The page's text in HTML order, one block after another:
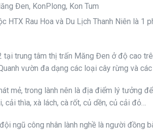
Đen, KonPlong, Kon Tum
HTX Rau Hoa và Du Lịch Thanh Niên là 1
tại trung tâm thị trấn Măng Đen ở độ cao
vườn đa dạng các loại cây rừng và
mẻ, trong lành nên là địa điểm lý tưởng
cải thìa, xà lách, cà rốt, củ dền, củ cải đỏ…
ngũ công nhân lành nghề là người đồng